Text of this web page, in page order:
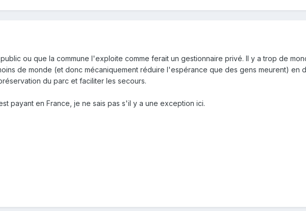
ou que la commune l'exploite comme ferait un gestionnaire privé. Il y a trop de
de monde (et donc mécaniquement réduire l'espérance que des gens meurent) en
du parc et faciliter les secours.
payant en France, je ne sais pas s'il y a une exception ici.